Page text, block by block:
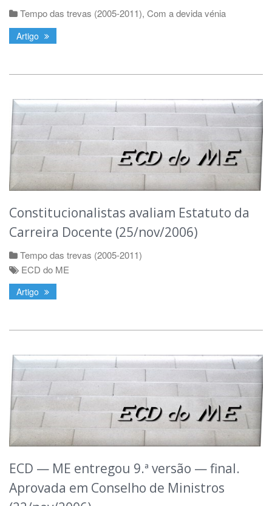
Tempo das trevas (2005-2011), Com a devida vénia
Artigo
Constitucionalistas avaliam Estatuto da
Carreira Docente (25/nov/2006)
Tempo das trevas (2005-2011)
ECD do ME
Artigo
ECD — ME entregou 9.ª versão — final.
Aprovada em Conselho de Ministros